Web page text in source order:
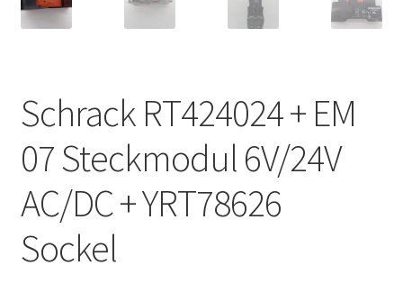
Schrack RT424024 + EM
07 Steckmodul 6V/24V
AC/DC + YRT78626
Sockel